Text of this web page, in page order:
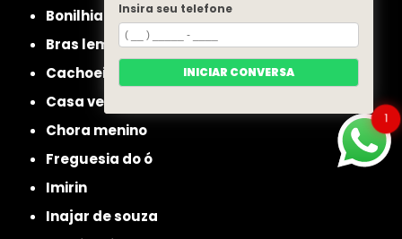
bonilhia
bras leme
cachoeirinha
casa verde
chora menino
freguesia do ó
imirin
inajar de souza
1
Insira seu telefone
INICIAR CONVERSA